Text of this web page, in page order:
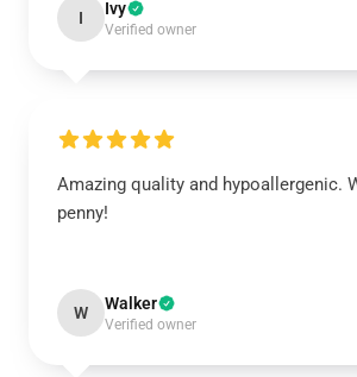
I Ivy
Verified owner
Amazing quality and hypoallergenic.
penny!
W Walker
Verified owner